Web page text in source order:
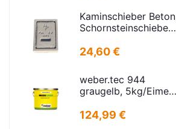
Kaminschieber Beton
Schornsteinschieber
Rahmenmaß:
16,5x24,5cm
24,60 €
weber.tec 944
graugelb, 5kg/Eimer
124,99 €